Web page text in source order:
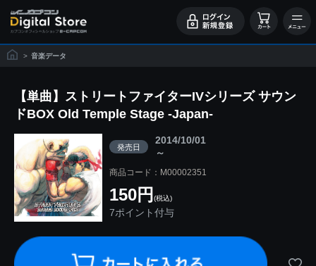
> 音楽データ
【単曲】ストリートファイターIVシリーズ サウン
ドBOX Old Temple Stage -Japan-
発売日
2014/10/01
～
商品コード：M00002351
150円 (税込)
7ポイント付与